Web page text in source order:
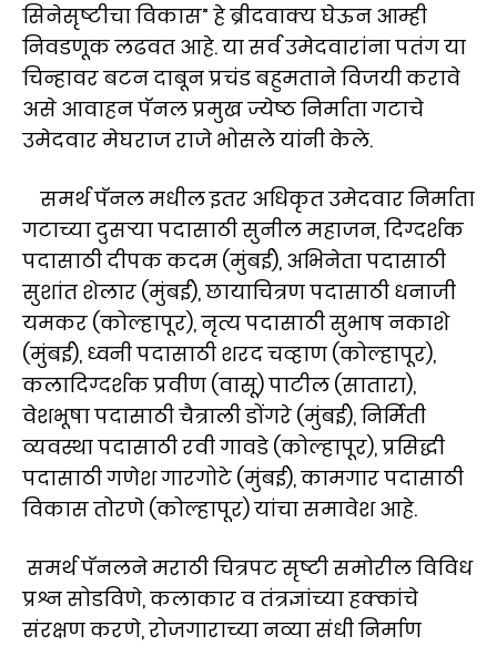
सिनेसृष्टीचा विकास” हे ब्रीदवाक्य घेऊन आम्ही
निवडणूक लढवत आहे. या सर्व उमेदवारांना पतंग या
चिन्हावर बटन दाबून प्रचंड बहुमताने विजयी करावे
असे आवाहन पॅनल प्रमुख ज्येष्ठ निर्माता गटाचे
उमेदवार मेघराज राजे भोसले यांनी केले.
समर्थ पॅनल मधील इतर अधिकृत उमेदवार निर्माता
गटाच्या दुसऱ्या पदासाठी सुनील महाजन, दिग्दर्शक
पदासाठी दीपक कदम (मुंबई), अभिनेता पदासाठी
सुशांत शेलार (मुंबई), छायाचित्रण पदासाठी धनाजी
यमकर (कोल्हापूर), नृत्य पदासाठी सुभाष नकाशे
(मुंबई), ध्वनी पदासाठी शरद चव्हाण (कोल्हापूर),
कलादिग्दर्शक प्रवीण (वासू) पाटील (सातारा),
वेशभूषा पदासाठी चैत्राली डोंगरे (मुंबई), निर्मिती
व्यवस्था पदासाठी रवी गावडे (कोल्हापूर), प्रसिद्धी
पदासाठी गणेश गारगोटे (मुंबई), कामगार पदासाठी
विकास तोरणे (कोल्हापूर) यांचा समावेश आहे.
समर्थ पॅनलने मराठी चित्रपट सृष्टी समोरील विविध
प्रश्न सोडविणे, कलाकार व तंत्रज्ञांच्या हक्कांचे
संरक्षण करणे, रोजगाराच्या नव्या संधी निर्माण